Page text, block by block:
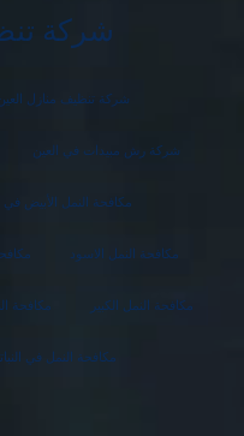
شركة
شركة تنظيف منازل
شركة رش مبيدات في العين
مكافحة النمل الأبيض في
مكافحة النمل الاسود
مكافحة النمل الكبير مكافحة
مكافحة النمل في